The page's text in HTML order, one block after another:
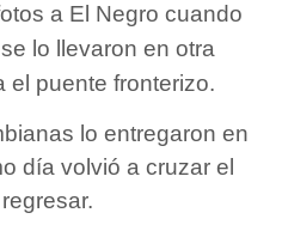
a El Negro cuando
lo llevaron en otra
el puente fronterizo.
lo entregaron en
día volvió a cruzar el